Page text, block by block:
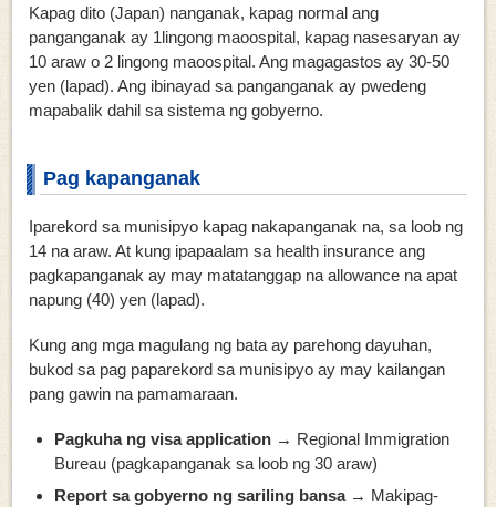
Kapag dito (Japan) nanganak, kapag normal ang
panganganak ay 1lingong maoospital, kapag nasesaryan ay
10 araw o 2 lingong maoospital. Ang magagastos ay 30-50
yen (lapad). Ang ibinayad sa panganganak ay pwedeng
mapabalik dahil sa sistema ng gobyerno.
Pag kapanganak
Iparekord sa munisipyo kapag nakapanganak na, sa loob ng
14 na araw. At kung ipapaalam sa health insurance ang
pagkapanganak ay may matatanggap na allowance na apat
napung (40) yen (lapad).
Kung ang mga magulang ng bata ay parehong dayuhan,
bukod sa pag paparekord sa munisipyo ay may kailangan
pang gawin na pamamaraan.
Pagkuha ng visa application→ Regional Immigration
Bureau (pagkapanganak sa loob ng 30 araw)
Report sa gobyerno ng sariling bansa→ Makipag-